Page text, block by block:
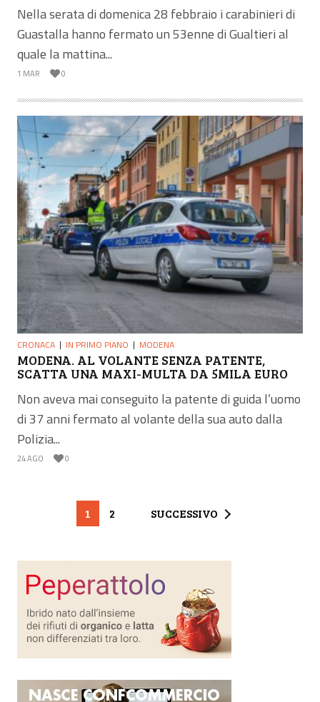
Nella serata di domenica 28 febbraio i carabinieri di
Guastalla hanno fermato un 53enne di Gualtieri al
quale la mattina...
1 MAR 0
CRONACA IN PRIMO PIANO MODENA
MODENA. AL VOLANTE SENZA PATENTE,
SCATTA UNA MAXI-MULTA DA 5MILA EURO
Non aveva mai conseguito la patente di guida l’uomo
di 37 anni fermato al volante della sua auto dalla
Polizia...
24 AGO 0
1 2 SUCCESSIVO